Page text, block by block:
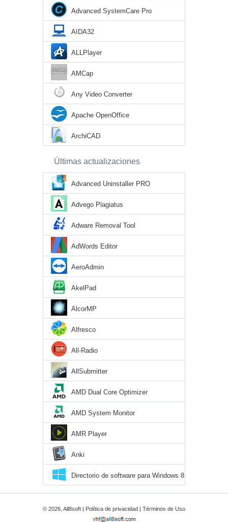
Advanced SystemCare Pro
AIDA32
ALLPlayer
AMCap
Any Video Converter
Apache OpenOffice
ArchiCAD
Últimas actualizaciones
Advanced Uninstaller PRO
Advego Plagiatus
Adware Removal Tool
AdWords Editor
AeroAdmin
AkelPad
AlcorMP
Alfresco
All-Radio
AllSubmitter
AMD Dual Core Optimizer
AMD System Monitor
AMR Player
Anki
Directorio de software para Windows 8
© 2026, All8soft | Política de privacidad Términos de Uso